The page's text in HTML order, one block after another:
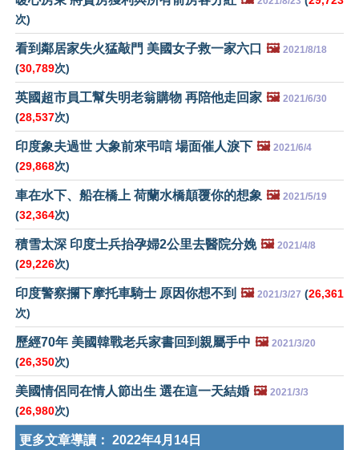
次)
看到鄰居家失火猛敲門 美國女子救一家六口 🖼️ 2021/8/18
(30,789次)
英國超市員工幫失明老翁購物 再陪他走回家 🖼️ 2021/6/30
(28,537次)
印度象夫過世 大象前來弔唁 場面催人淚下 🖼️ 2021/6/4
(29,868次)
車在水下、船在橋上 荷蘭水橋顛覆你的想象 🖼️ 2021/5/19
(32,364次)
積雪太深 印度士兵抬孕婦2公里去醫院分娩 🖼️ 2021/4/8
(29,226次)
印度警察攔下摩托車騎士 原因你想不到 🖼️ 2021/3/27 (26,361
次)
歷經70年 美國韓戰老兵家書回到親屬手中 🖼️ 2021/3/20
(26,350次)
美國情侶同在情人節出生 選在這一天結婚 🖼️ 2021/3/3
(26,980次)
更多文章導讀： 2022年4月14日